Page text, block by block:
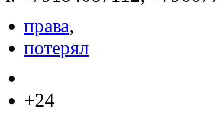
права,
потерял
+24